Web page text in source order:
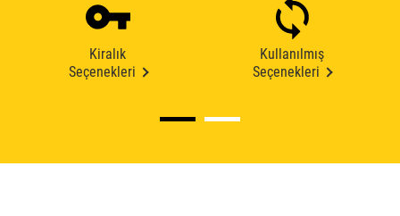
Kiralık
Seçenekleri
Kullanılmış
Seçenekleri